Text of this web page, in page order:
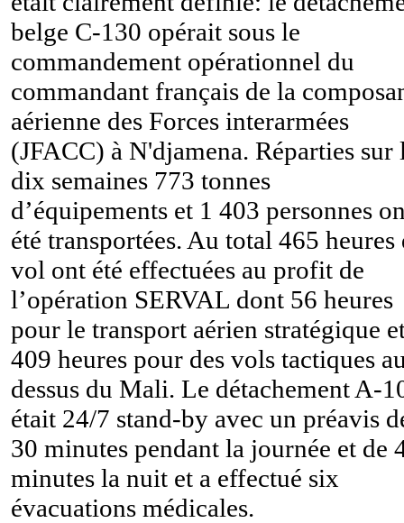
belge C-130 opérait sous le
commandement opérationnel du
commandant français de la
aérienne des Forces interarmées
(JFACC) à N'djamena. Réparties sur
dix semaines 773 tonnes
d’équipements et 1 403 personnes
été transportées. Au total 465 heures
vol ont été effectuées au profit de
l’opération SERVAL dont 56 heures
pour le transport aérien stratégique
409 heures pour des vols tactiques
dessus du Mali. Le détachement A-
était 24/7 stand-by avec un préavis
30 minutes pendant la journée et de
minutes la nuit et a effectué six
évacuations médicales.